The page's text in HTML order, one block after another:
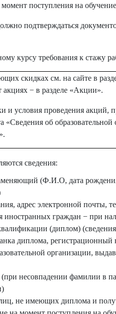
момент поступления на
подтверждаться
курсу требования к стажу
скидках см. на сайте в
− в разделе «Акции».
условия проведения акций,
«Сведения об
сведения:
(Ф.И.О, дата
адрес электронной почты,
граждан − при
(диплом)
диплома, регистрационный
организации,
несовпадении фамилии в
не имеющих диплома и